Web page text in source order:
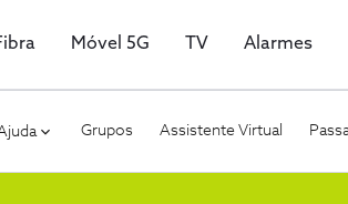
Móvel 5G TV Alarmes
Grupos Assistente Virtual